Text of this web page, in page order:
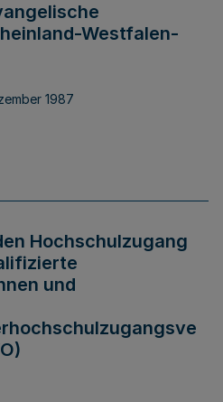
Westfalen-
1987
Hochschulzugang
und